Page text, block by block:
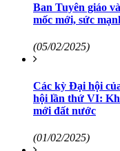
Ban Tuyên giáo
mốc mới, sức
(05/02/2025)
Các kỳ Đại hội
hội lần thứ VI:
mới đất nước
(01/02/2025)